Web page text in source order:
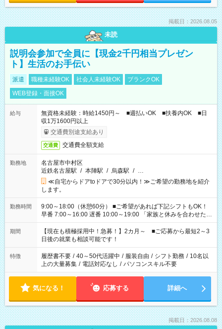
掲載日：2026.08.05
未読
説明会参加で全員に【現金2千円相当プレゼン
ト】生活のお手伝い
派遣 職種未経験OK 社会人未経験OK
ブランクOK
WEB登録・面接OK
給与
無資格未経験：時給1450円～ ■週払いOK ■扶養内OK ■日
収1万1600円以上
交通費別途支給あり
交通費 交通費全額支給
勤務地
名古屋市中村区
近鉄名古屋駅 / 本陣駅 / 烏森駅 / …
≪自宅からドアtoドアで30分以内！≫ご希望の勤務地を紹介
します。
勤務時間
9:00～18:00（休憩60分） ■ご希望があれば下記シフトもOK！
早番 7:00～16:00 遅番 10:00～19:00 「家族と休みを合わせた
い」 「余裕を持って夕飯の準備がしたい」 「できれば残業はし
たくない」 など、ご希望を教えてくださいね。 ※Wワーク希望
の方へ 今ご覧のお仕事で希望する勤務時間と、もう1つのお仕事
の勤務時間。 合計で週40時間を超える場合は応募できません。
期間
【現在も積極採用中！急募！】2カ月～ ■ご応募から最短2～3
日後の就業も相談可能です！
特徴 履歴書不要 / 40～50代活躍中 / 服装自由 / シフト勤務 / 10名以
上の大量募集 / 電話対応なし / パソコンスキル不要
気になる！ 応募する 詳細へ
掲載日：2026.08.08